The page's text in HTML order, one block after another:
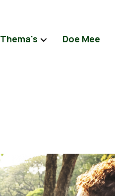
Thema's Doe Mee